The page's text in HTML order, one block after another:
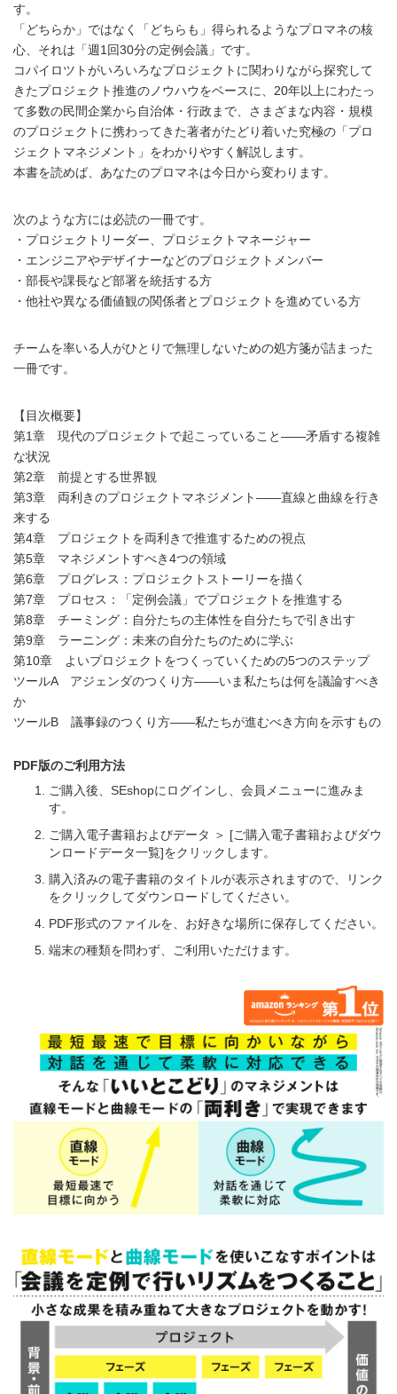
す。
「どちらか」ではなく「どちらも」得られるようなプロマネの核
心、それは「週1回30分の定例会議」です。
コパイロツトがいろいろなプロジェクトに関わりながら探究して
きたプロジェクト推進のノウハウをベースに、20年以上にわたっ
て多数の民間企業から自治体・行政まで、さまざまな内容・規模
のプロジェクトに携わってきた著者がたどり着いた究極の「プロ
ジェクトマネジメント」をわかりやすく解説します。
本書を読めば、あなたのプロマネは今日から変わります。
次のような方には必読の一冊です。
・プロジェクトリーダー、プロジェクトマネージャー
・エンジニアやデザイナーなどのプロジェクトメンバー
・部長や課長など部署を統括する方
・他社や異なる価値観の関係者とプロジェクトを進めている方
チームを率いる人がひとりで無理しないための処方箋が詰まった
一冊です。
【目次概要】
第1章 現代のプロジェクトで起こっていること――矛盾する複雑
な状況
第2章 前提とする世界観
第3章 両利きのプロジェクトマネジメント――直線と曲線を行き
来する
第4章 プロジェクトを両利きで推進するための視点
第5章 マネジメントすべき4つの領域
第6章 プログレス：プロジェクトストーリーを描く
第7章 プロセス：「定例会議」でプロジェクトを推進する
第8章 チーミング：自分たちの主体性を自分たちで引き出す
第9章 ラーニング：未来の自分たちのために学ぶ
第10章 よいプロジェクトをつくっていくための5つのステップ
ツールA アジェンダのつくり方――いま私たちは何を議論すべき
か
ツールB 議事録のつくり方――私たちが進むべき方向を示すもの
PDF版のご利用方法
ご購入後、SEshopにログインし、会員メニューに進みま
す。
ご購入電子書籍およびデータ ＞ [ご購入電子書籍およびダウ
ンロードデータ一覧]をクリックします。
購入済みの電子書籍のタイトルが表示されますので、リンク
をクリックしてダウンロードしてください。
PDF形式のファイルを、お好きな場所に保存してください。
端末の種類を問わず、ご利用いただけます。